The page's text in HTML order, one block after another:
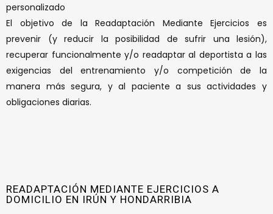
personalizado
El objetivo de la Readaptación Mediante Ejercicios es
prevenir (y reducir la posibilidad de sufrir una lesión),
recuperar funcionalmente y/o readaptar al deportista a las
exigencias del entrenamiento y/o competición de la
manera más segura, y al paciente a sus actividades y
obligaciones diarias.
READAPTACIÓN MEDIANTE EJERCICIOS A
DOMICILIO EN IRÚN Y HONDARRIBIA